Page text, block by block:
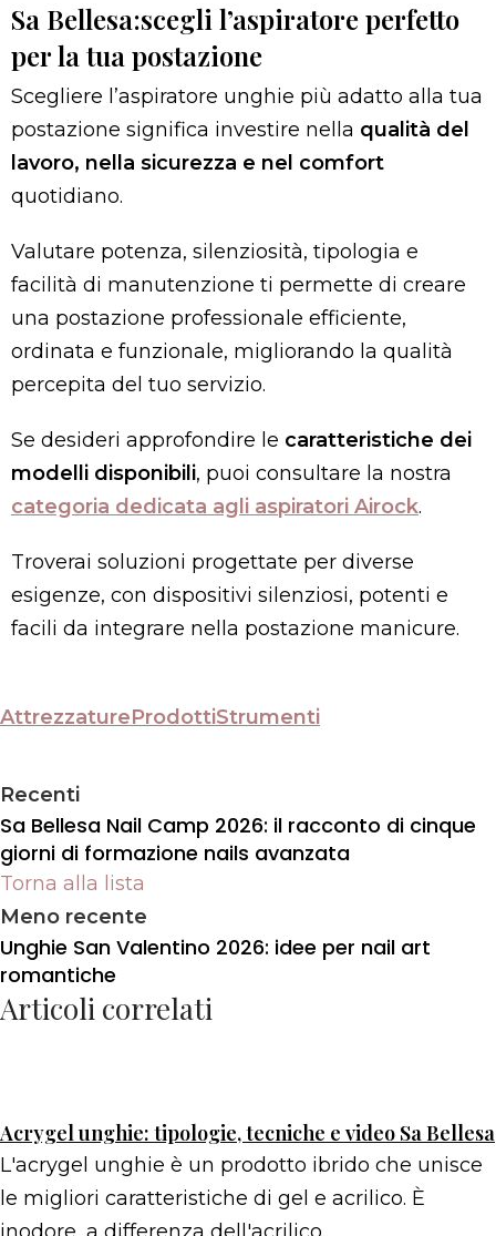
Sa Bellesa:scegli l’aspiratore perfetto
per la tua postazione
Scegliere l’aspiratore unghie più adatto alla tua
postazione significa investire nella qualità del
lavoro, nella sicurezza e nel comfort
quotidiano.
Valutare potenza, silenziosità, tipologia e
facilità di manutenzione ti permette di creare
una postazione professionale efficiente,
ordinata e funzionale, migliorando la qualità
percepita del tuo servizio.
Se desideri approfondire le caratteristiche dei
modelli disponibili, puoi consultare la nostra
categoria dedicata agli aspiratori Airock.
Troverai soluzioni progettate per diverse
esigenze, con dispositivi silenziosi, potenti e
facili da integrare nella postazione manicure.
AttrezzatureProdottiStrumenti
Recenti
Sa Bellesa Nail Camp 2026: il racconto di cinque
giorni di formazione nails avanzata
Torna alla lista
Meno recente
Unghie San Valentino 2026: idee per nail art
romantiche
Articoli correlati
Acrygel unghie: tipologie, tecniche e video Sa Bellesa
L'acrygel unghie è un prodotto ibrido che unisce
le migliori caratteristiche di gel e acrilico. È